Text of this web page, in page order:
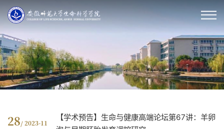
28/ 2023-11
【学术预告】生命与健康高端论坛第67讲：羊卵